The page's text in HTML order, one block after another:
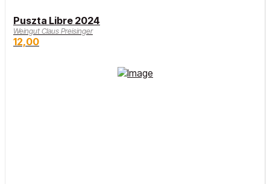
Puszta Libre 2024
Weingut Claus Preisinger
12,00